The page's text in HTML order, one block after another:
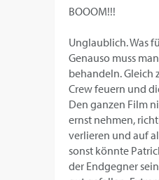
BOOOM!!!
Unglaublich. Was
Genauso muss
behandeln. Gleich
Crew feuern und
Den ganzen Film
ernst nehmen,
verlieren und auf
sonst könnte
der Endgegner